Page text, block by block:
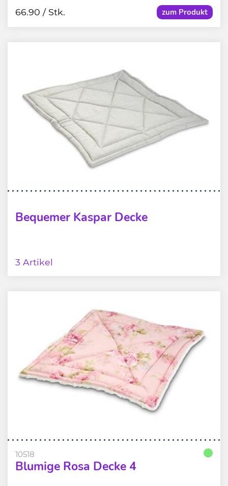
zum Produkt
66.90 / Stk.
Bequemer Kaspar Decke
3 Artikel
10518
Blumige Rosa Decke 4